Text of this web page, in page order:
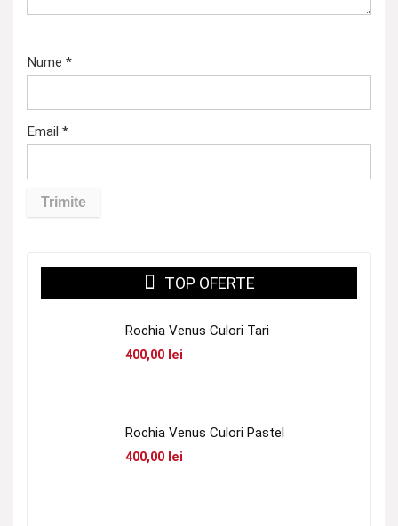
Nume *
Email *
TOP OFERTE
Rochia Venus Culori Tari
400,00 lei
Rochia Venus Culori Pastel
400,00 lei